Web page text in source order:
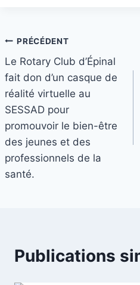
Navigation
de
l’article
PRÉCÉDENT
Le Rotary Club d’Épinal
fait don d’un casque de
réalité virtuelle au
SESSAD pour
promouvoir le bien-être
des jeunes et des
professionnels de la
santé.
Publications